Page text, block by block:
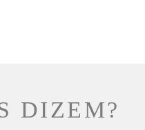
DIZEM?